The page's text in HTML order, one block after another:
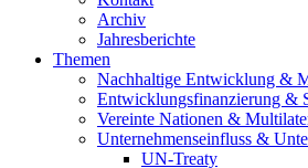
Archiv
Jahresberichte
Themen
Nachhaltige Entwicklung &
Entwicklungsfinanzierung &
Vereinte Nationen &
Unternehmenseinfluss &
UN-Treaty